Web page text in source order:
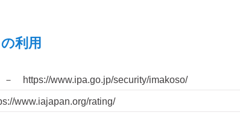
利用
https://www.ipa.go.jp/security/imakoso/
www.iajapan.org/rating/